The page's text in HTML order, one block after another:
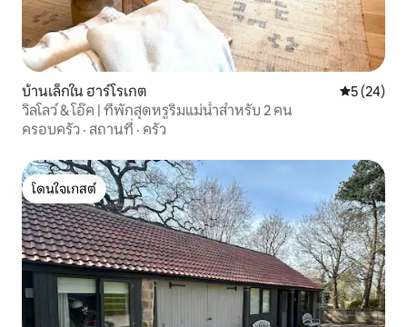
บ้านเล็กใน ฮาร์โรเกต คะแนนเฉลี่
5 (24)
วิลโลว์ & โอ๊ค | ที่พักสุดหรูริมแม่น้ำสำหรับ 2 คน
ครอบครัว · สถานที่ · ครัว
โดนใจเกสต์
โดนใจเกสต์